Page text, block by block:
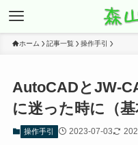
ホーム 記事一覧 操作手引
AutoCADとJW-
に迷った時に（基
操作手引 2023-07-03